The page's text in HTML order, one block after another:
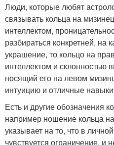
Люди, которые любят
связывать кольца на
интеллектом,
разбираться конкретней, на
украшение, то кольцо на
интеллектом и склонностью
носящий его на левом
интуицию и отличные
Есть и другие обозначения
например ношение кольца
указывает на то, что в
чувствуется ограничение, и